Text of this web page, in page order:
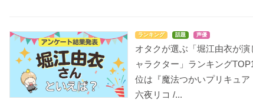
ダンベル何キロ持て
る？
立花里美
続・終物語（TV）
羽川翼
今日もツノがある
ナレーション、効果
ランキング 話題 声優
オタクが選ぶ「堀江由衣が演
ャラクター」ランキング
位は『魔法つかいプリキュア
六夜リコ /...